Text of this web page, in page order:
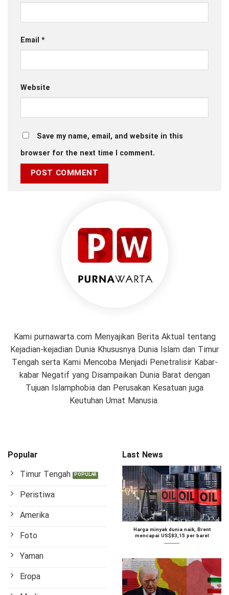
Email *
Website
Save my name, email, and website in this
browser for the next time I comment.
Kami purnawarta.com Menyajikan Berita Aktual tentang
Kejadian-kejadian Dunia Khususnya Dunia Islam dan Timur
Tengah serta Kami Mencoba Menjadi Penetralisir Kabar-
kabar Negatif yang Disampaikan Dunia Barat dengan
Tujuan Islamphobia dan Perusakan Kesatuan juga
Keutuhan Umat Manusia.
Popular
Timur Tengah
Peristiwa
Amerika
Foto
Yaman
Eropa
Last News
Harga minyak dunia naik, Brent
mencapai US$83,15 per barel